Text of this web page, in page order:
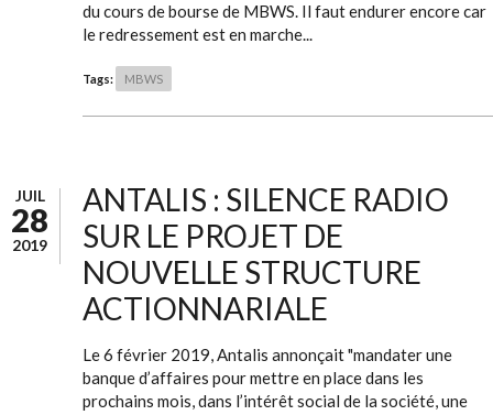
du cours de bourse de MBWS. Il faut endurer encore car
le redressement est en marche...
Tags: MBWS
JUIL
28
2019
ANTALIS : SILENCE RADIO
SUR LE PROJET DE
NOUVELLE STRUCTURE
ACTIONNARIALE
Le 6 février 2019, Antalis annonçait "mandater une
banque d’affaires pour mettre en place dans les
prochains mois, dans l’intérêt social de la société, une